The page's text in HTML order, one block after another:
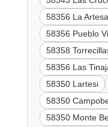
58356 La Artesa
58356 Pueblo
58358
58356 Las
58350 Lartesi
58350
58350 Monte